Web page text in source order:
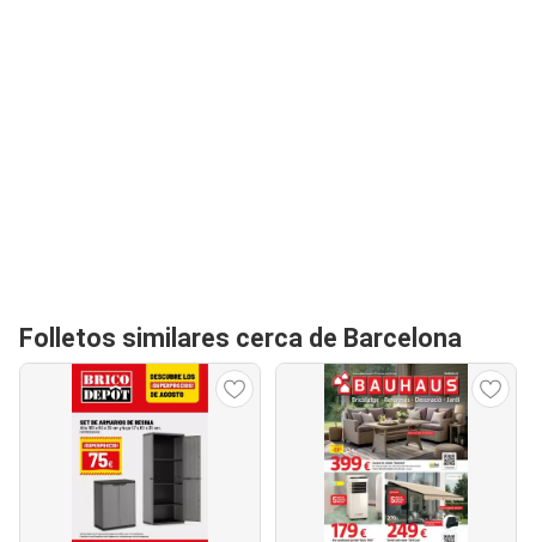
Folletos similares cerca de Barcelona